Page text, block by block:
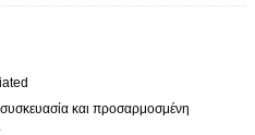
και προσαρμοσμένη